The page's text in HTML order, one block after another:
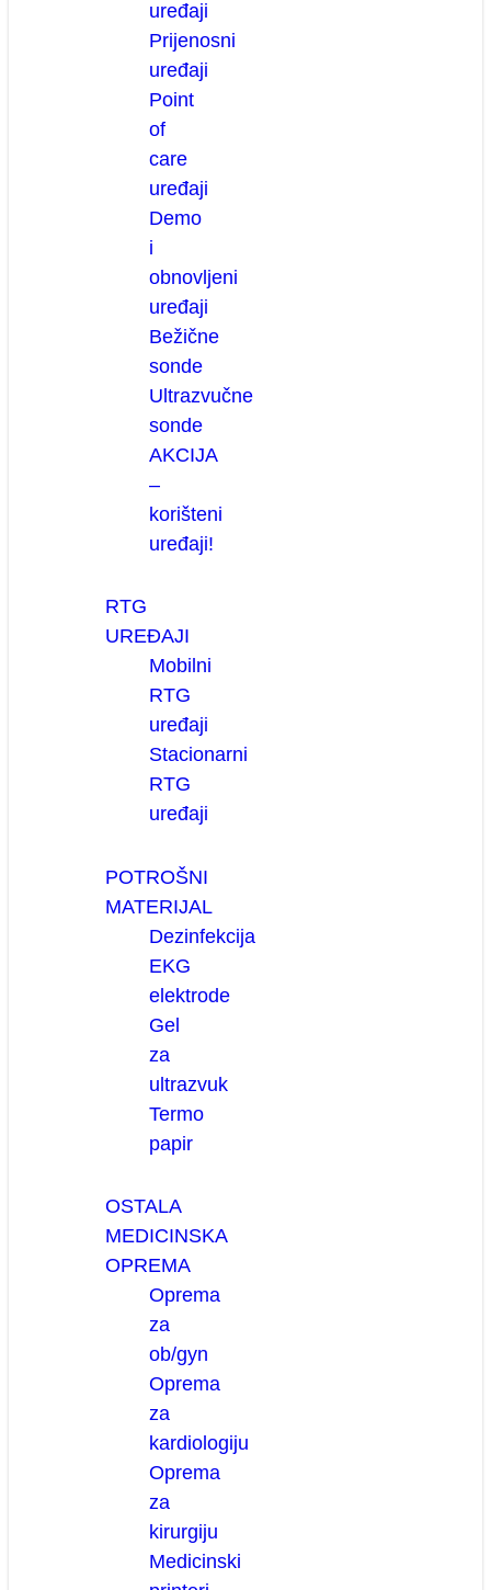
uređaji
Prijenosni
uređaji
Point
of
care
uređaji
Demo
i
obnovljeni
uređaji
Bežične
sonde
Ultrazvučne
sonde
AKCIJA
–
korišteni
uređaji!
RTG
UREĐAJI
Mobilni
RTG
uređaji
Stacionarni
RTG
uređaji
POTROŠNI
MATERIJAL
Dezinfekcija
EKG
elektrode
Gel
za
ultrazvuk
Termo
papir
OSTALA
MEDICINSKA
OPREMA
Oprema
za
ob/gyn
Oprema
za
kardiologiju
Oprema
za
kirurgiju
Medicinski